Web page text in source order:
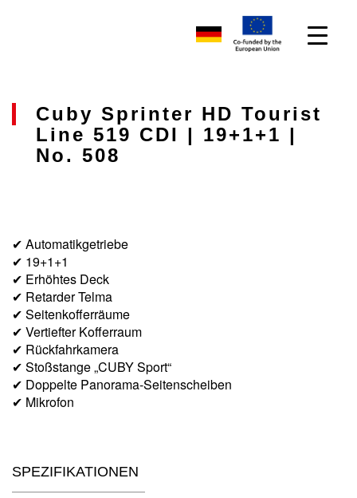
Cuby Sprinter HD Tourist
Line 519 CDI | 19+1+1 |
No. 508
✔ Automatikgetriebe
✔ 19+1+1
✔ Erhöhtes Deck
✔ Retarder Telma
✔ Seitenkofferräume
✔ Vertiefter Kofferraum
✔ Rückfahrkamera
✔ Stoßstange „CUBY Sport“
✔ Doppelte Panorama-Seitenscheiben
✔ Mikrofon
SPEZIFIKATIONEN